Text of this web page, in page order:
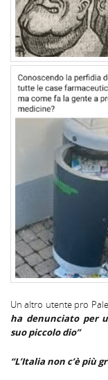
Un altro utente pro
ha denunciato per
suo piccolo dio”
“L’Italia non c’è più